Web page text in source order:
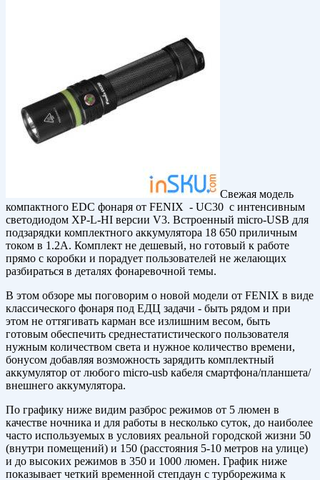
Свежая модель
компактного EDC фонаря от FENIX - UC30 с интенсивным
светодиодом XP-L-HI версии V3. Встроенный micro-USB для
подзарядки комплектного аккумулятора 18 650 приличным
током в 1.2А. Комплект не дешевый, но готовый к работе
прямо с коробки и порадует пользователей не желающих
разбираться в деталях фонаревочной темы.
В этом обзоре мы поговорим о новой модели от FENIX в виде
классического фонаря под ЕДЦ задачи - быть рядом и при
этом не оттягивать карман все излишним весом, быть
готовым обеспечить среднестатистического пользователя
нужным количеством света и нужное количество времени,
бонусом добавляя возможность зарядить комплектный
аккумулятор от любого micro-usb кабеля смартфона/планшета/
внешнего аккумулятора.
По графику ниже видим разброс режимов от 5 люмен в
качестве ночника и для работы в несколько суток, до наиболее
часто используемых в условиях реальной городской жизни 50
(внутри помещений) и 150 (расстояния 5-10 метров на улице)
и до высоких режимов в 350 и 1000 люмен. График ниже
показывает четкий временной степдаун с турборежима к